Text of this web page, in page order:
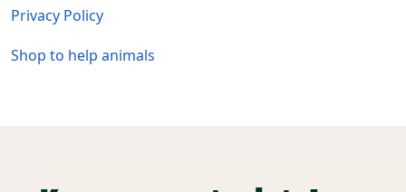
Privacy Policy
Shop to help animals